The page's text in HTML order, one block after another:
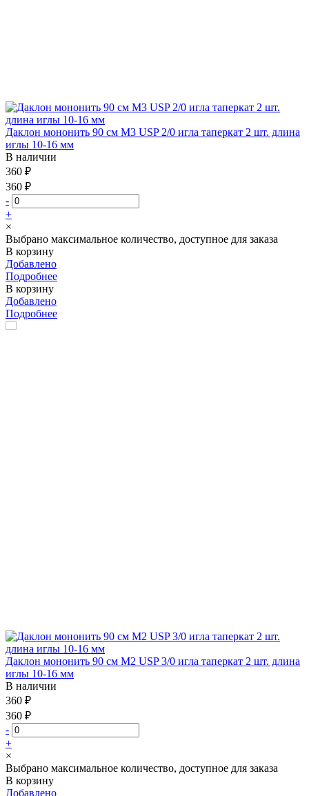
Даклон мононить 90 см М3 USP 2/0 игла таперкат 2 шт. длина
иглы 10-16 мм
В наличии
360 ₽
360 ₽
-
+
×
Выбрано максимальное количество, доступное для заказа
В корзину
Добавлено
Подробнее
В корзину
Добавлено
Подробнее
Даклон мононить 90 см М2 USP 3/0 игла таперкат 2 шт. длина
иглы 10-16 мм
В наличии
360 ₽
360 ₽
-
+
×
Выбрано максимальное количество, доступное для заказа
В корзину
Добавлено